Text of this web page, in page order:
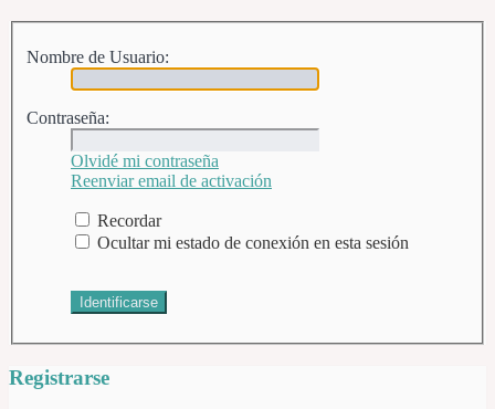
Nombre de Usuario:
Contraseña:
Olvidé mi contraseña
Reenviar email de activación
Recordar
Ocultar mi estado de conexión en esta sesión
Registrarse